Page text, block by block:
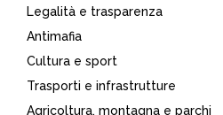
Legalità e trasparenza
Antimafia
Cultura e sport
Trasporti e infrastrutture
Agricoltura, montagna e parchi